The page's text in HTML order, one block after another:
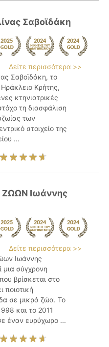
Σαβοϊδάκη
Δείτε περισσότερα >>
Σαβοϊδάκη, το
Ηράκλειο Κρήτης,
κτηνιατρικές
τη διασφάλιση
των
στοιχείο της
...
ΖΩΩΝ Ιωάννης
Δείτε περισσότερα >>
Ιωάννης
μια σύγχρονη
βρίσκεται στο
ποιοτική
σε μικρά ζώα. Το
και το 2011
έναν ευρύχωρο ...